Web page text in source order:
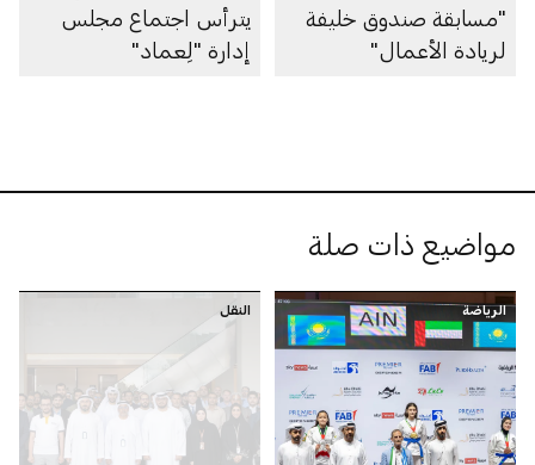
"مسابقة صندوق خليفة
لريادة الأعمال"
يترأس اجتماع مجلس
إدارة "لِعماد"
مواضيع ذات صلة
الرياضة النقل